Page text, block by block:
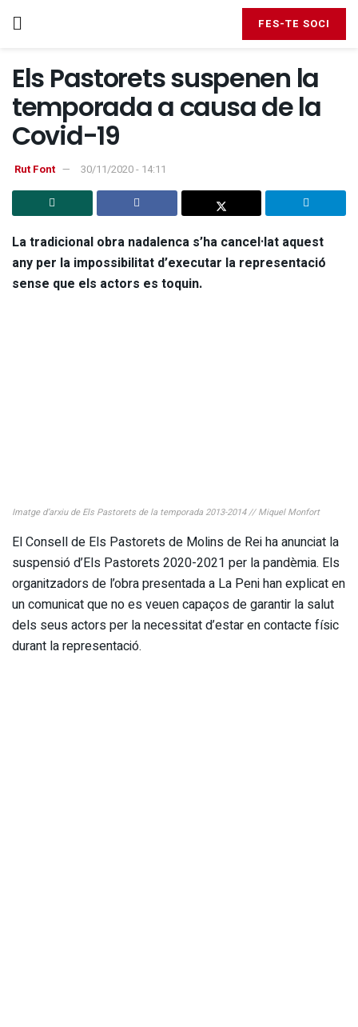
FES-TE SOCI
Els Pastorets suspenen la
temporada a causa de la
Covid-19
Rut Font 30/11/2020 - 14:11
La tradicional obra nadalenca s’ha cancel·lat aquest
any per la impossibilitat d’executar la representació
sense que els actors es toquin.
Imatge d’arxiu de Els Pastorets de la temporada 2013-2014 // Miquel Monfort
El Consell de Els Pastorets de Molins de Rei ha anunciat la
suspensió d’Els Pastorets 2020-2021 per la pandèmia. Els
organitzadors de l’obra presentada a La Peni han explicat en
un comunicat que no es veuen capaços de garantir la salut
dels seus actors per la necessitat d’estar en contacte físic
durant la representació.